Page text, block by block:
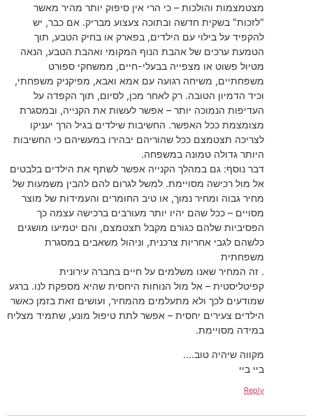
מצטמצמות והולכות – כי הרי אין סיפוק יותר מהיר מאשר
"לזכות" בשקית חדשה ובתוכה צעצוע מבריק. אם כבר, יש
להקפיד על בילוי עם הילדים, בפארק או בחיק הטבע, תוך
הטמעת ערכים של אהבת הנוף המקומי ואהבת הטבע, הנאה
מטיול פשוט או מצפייה בבעלי-חיים, ממשחקי ספורט
משפחתיים, משיחה רגועה עם אמא ואבא, מפיקניק משפחתי,
וכיד הדמיון הטובה. רק לאחר מכן, לסיום, תוך הקפדה על
העדיפות הנמוכה יותר – אפשר לעשות את הקנייה, ובמסגרת
מצומצמת ככל האפשר. החשיבות שילדים בגיל הרך יעניקו
לצריכה תצטמצם ככל שהוריהם יבהירו במעשיהם כי החשיבות
היותר גדולה טמונה במשפחה.
דבר נוסף: גם במהלך הקנייה אפשר לשתף את הילדים בלבטים
אל מול רכישה מסויימת. למשל לגרום להם להבין משמעות של
מחיר גבוה ומחיר נמוך, או טיב החומרים והעמידות של מוצר
מסויים – ככל שהם יהיו יותר מעורבים ברכישה עצמה כך
הפסיביות שלהם כגורם מקבל תצטמצם, והם יטמיעו מושגים
כלשהם לגבי אחריות צרכנית, וניהול משאבים במסגרת
משפחתית
. זה המחיר שאנו משלמים על חיים בחברה עירונית
קפיטליסטית – אל מול הנוחות היחסית שהיא מספקת לנו. ברגע
שמודעים לכך ולא מתעלמים מהמחיר, ועושים זאת בזמן כאשר
הילדים צעירים יחסית – אפשר לתת טיפול מונע, שתמיד מצליח
במידה מסויימת.
מקווה שיהיה טוב….
ביי ביי
Reply